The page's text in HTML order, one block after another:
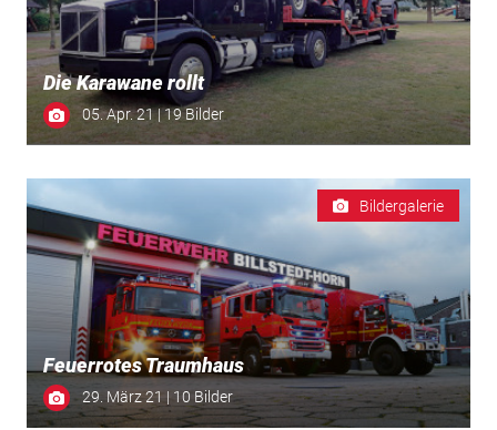
Die Karawane rollt
05. Apr. 21 | 19 Bilder
Bildergalerie
Feuerrotes Traumhaus
29. März 21 | 10 Bilder